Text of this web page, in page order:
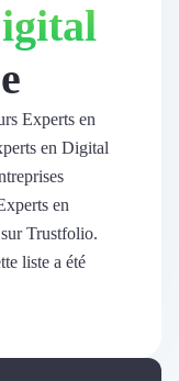
Experts en
en Digital
en
Trustfolio.
liste a été